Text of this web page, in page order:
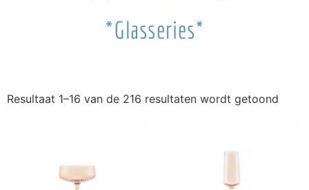
*Glasseries*
Resultaat 1–16 van de 216 resultaten wordt getoond